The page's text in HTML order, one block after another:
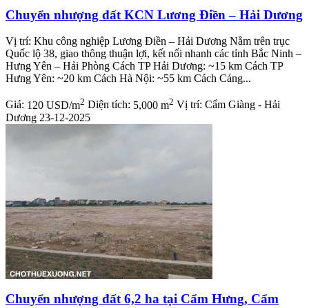
Chuyển nhượng đất KCN Lương Điền – Hải Dương
Vị trí: Khu công nghiệp Lương Điền – Hải Dương Nằm trên trục
Quốc lộ 38, giao thông thuận lợi, kết nối nhanh các tỉnh Bắc Ninh –
Hưng Yên – Hải Phòng Cách TP Hải Dương: ~15 km Cách TP
Hưng Yên: ~20 km Cách Hà Nội: ~55 km Cách Cảng...
Giá: 120 USD/m2 Diện tích: 5,000 m2 Vị trí: Cẩm Giàng - Hải
Dương 23-12-2025
Chuyển nhượng đất 6,2 ha tại Cẩm Hưng, Cẩm